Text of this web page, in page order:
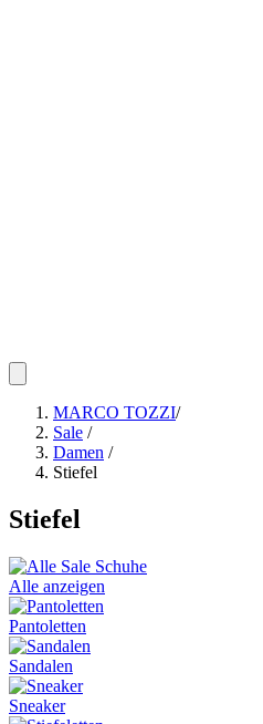
MARCO TOZZI/
Sale /
Damen /
Stiefel
Stiefel
Alle anzeigen
Pantoletten
Sandalen
Sneaker